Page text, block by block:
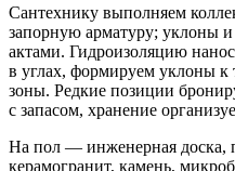
Сантехнику выполняем
запорную арматуру; уклоны
актами. Гидроизоляцию
в углах, формируем уклоны
зоны. Редкие позиции
с запасом, хранение
На пол — инженерная
керамогранит, камень,